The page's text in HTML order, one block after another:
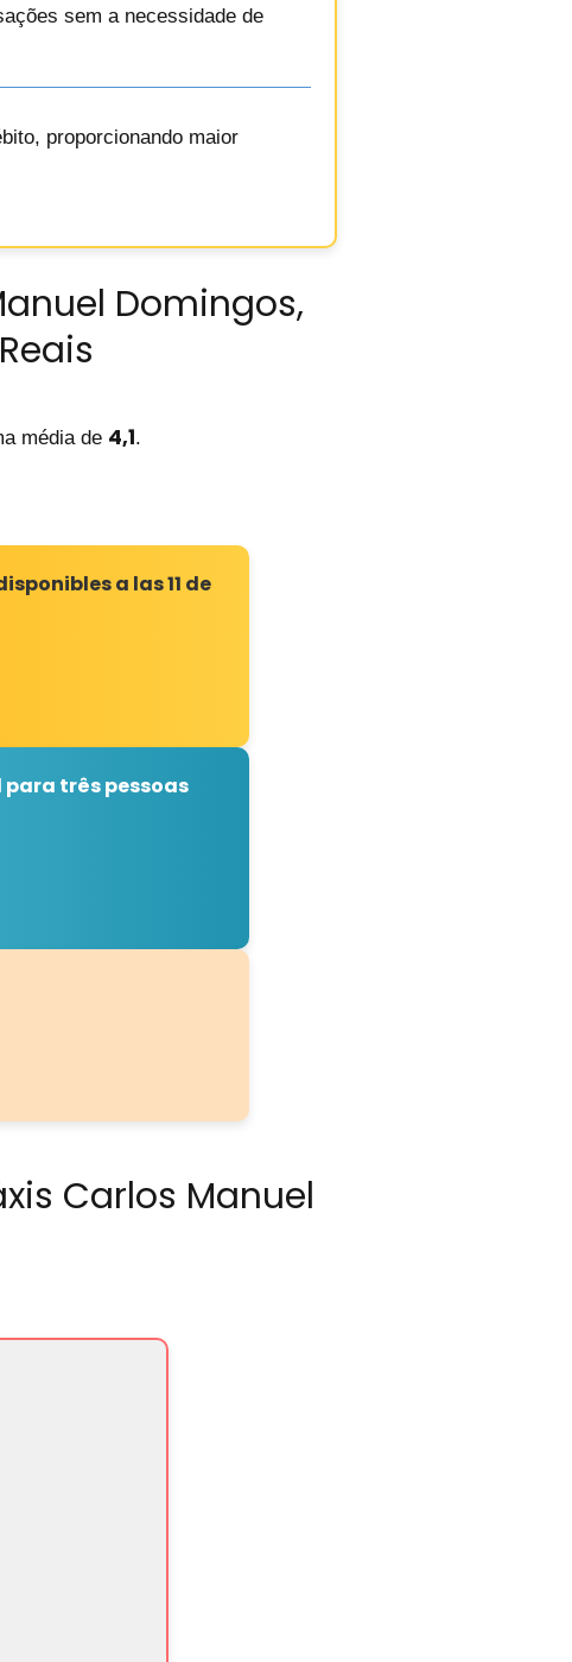
sem a necessidade de
proporcionando maior
Domingos,
média de 4,1.
a las 11 de
para três pessoas
Carlos Manuel